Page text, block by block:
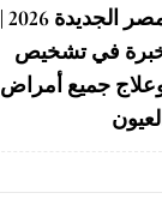
مصر الجديدة 2026 |
في تشخيص
جميع أمراض
العيون